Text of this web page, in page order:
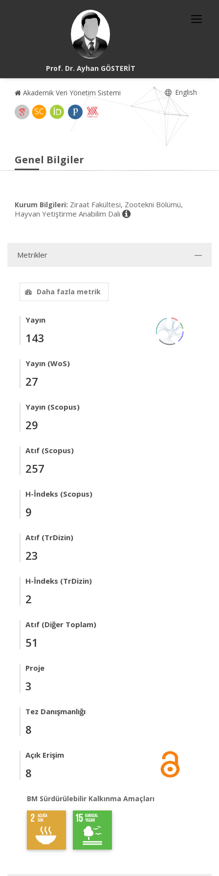
Prof. Dr. Ayhan GÖSTERİT
Akademik Veri Yönetim Sistemi English
Genel Bilgiler
Kurum Bilgileri: Ziraat Fakültesi, Zootekni Bölümü,
Hayvan Yetiştirme Anabilim Dalı
Metrikler
Daha fazla metrik
Yayın
143
Yayın (WoS)
27
Yayın (Scopus)
29
Atıf (Scopus)
257
H-İndeks (Scopus)
9
Atıf (TrDizin)
23
H-İndeks (TrDizin)
2
Atıf (Diğer Toplam)
51
Proje
3
Tez Danışmanlığı
8
Açık Erişim
8
BM Sürdürülebilir Kalkınma Amaçları